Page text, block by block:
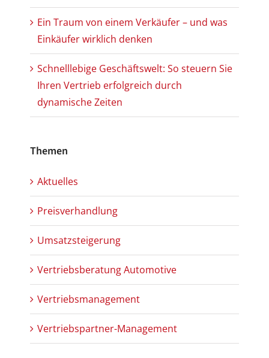
Ein Traum von einem Verkäufer – und was
Einkäufer wirklich denken
Schnelllebige Geschäftswelt: So steuern Sie
Ihren Vertrieb erfolgreich durch
dynamische Zeiten
Themen
Aktuelles
Preisverhandlung
Umsatzsteigerung
Vertriebsberatung Automotive
Vertriebsmanagement
Vertriebspartner-Management